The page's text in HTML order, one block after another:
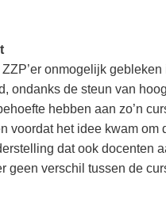
onmogelijk
ondanks de steun van
hebben aan zo’n
voordat het idee kwam
dat ook docenten
geen verschil tussen de